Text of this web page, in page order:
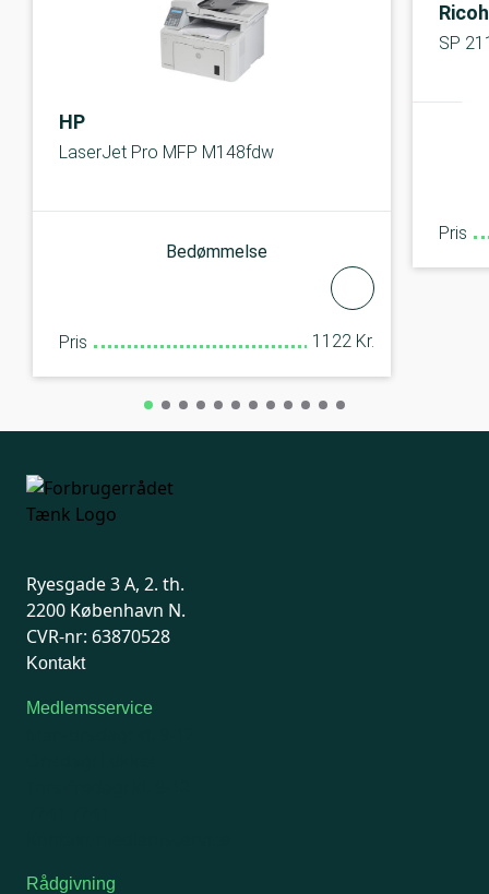
HP
LaserJet Pro MFP M148fdw
Bedømmelse
Pris 1122 Kr.
Ricoh
SP
Pris
Ryesgade 3 A, 2. th.
2200 København N.
CVR-nr: 63870528
Kontakt
Medlemsservice
Rådgivning